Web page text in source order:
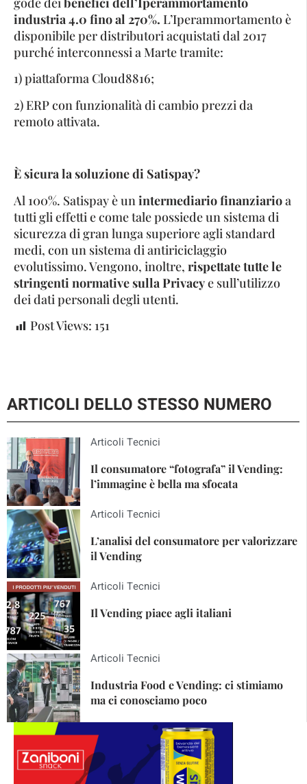
industria 4.0 fino al 270%. L’Iperammortamento è
disponibile per distributori acquistati dal 2017
purché interconnessi a Marte tramite:
1) piattaforma Cloud8816;
2) ERP con funzionalità di cambio prezzi da
remoto attivata.
È sicura la soluzione di Satispay?
Al 100%. Satispay è unintermediario finanziarioa
tutti gli effetti e come tale possiede un sistema di
sicurezza di gran lunga superiore agli standard
medi, con un sistema di antiriciclaggio
evolutissimo. Vengono, inoltre, rispettate tutte le
stringenti normative sulla Privacye sull’utilizzo
dei dati personali degli utenti.
Post Views: 151
ARTICOLI DELLO STESSO NUMERO
Articoli Tecnici
Il consumatore “fotografa” il Vending:
l’immagine è bella ma sfocata
Articoli Tecnici
L’analisi del consumatore per valorizzare
il Vending
Articoli Tecnici
Il Vending piace agli italiani
Articoli Tecnici
Industria Food e Vending: ci stimiamo
ma ci conosciamo poco